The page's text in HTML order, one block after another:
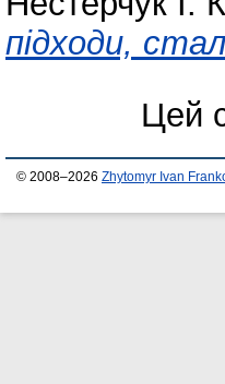
підходи,
Цей
© 2008–2026 Zhytomyr Ivan